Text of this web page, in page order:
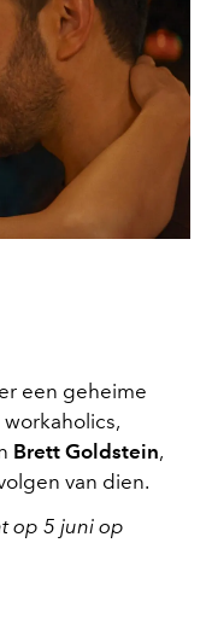
een geheime
Brett Goldstein,
van dien.
op 5 juni op